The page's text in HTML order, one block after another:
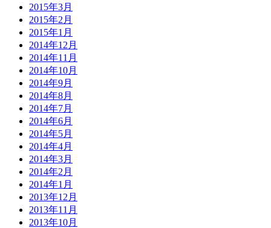
2015年3月
2015年2月
2015年1月
2014年12月
2014年11月
2014年10月
2014年9月
2014年8月
2014年7月
2014年6月
2014年5月
2014年4月
2014年3月
2014年2月
2014年1月
2013年12月
2013年11月
2013年10月